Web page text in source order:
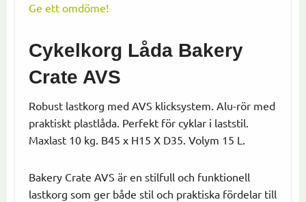
Ge ett omdöme!
Cykelkorg Låda Bakery
Crate AVS
Robust lastkorg med AVS klicksystem. Alu-rör med
praktiskt plastlåda. Perfekt för cyklar i laststil.
Maxlast 10 kg. B45 x H15 X D35. Volym 15 L.
Bakery Crate AVS är en stilfull och funktionell
lastkorg som ger både stil och praktiska fördelar till